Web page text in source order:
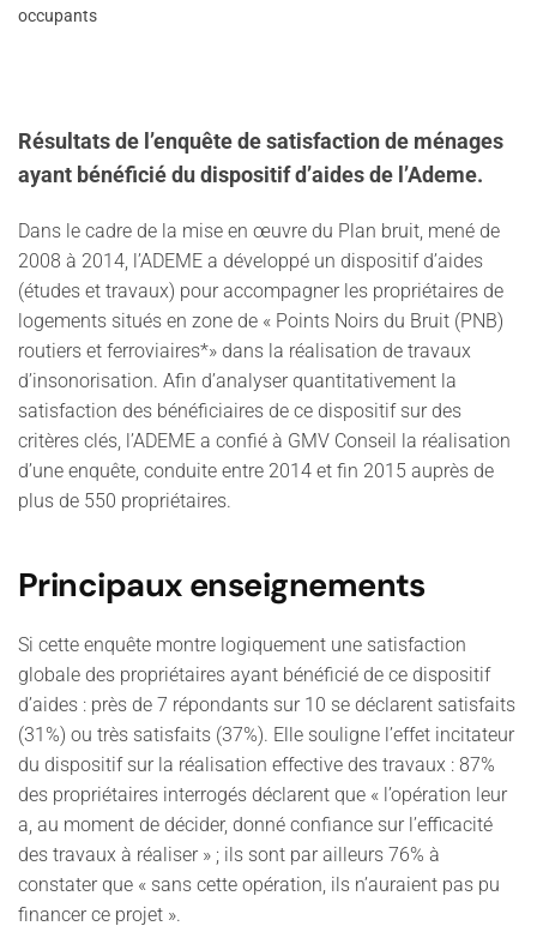
occupants
Résultats de l’enquête de satisfaction de ménages
ayant bénéficié du dispositif d’aides de l’Ademe.
Dans le cadre de la mise en œuvre du Plan bruit, mené de
2008 à 2014, l’ADEME a développé un dispositif d’aides
(études et travaux) pour accompagner les propriétaires de
logements situés en zone de « Points Noirs du Bruit (PNB)
routiers et ferroviaires*» dans la réalisation de travaux
d’insonorisation. Afin d’analyser quantitativement la
satisfaction des bénéficiaires de ce dispositif sur des
critères clés, l’ADEME a confié à GMV Conseil la réalisation
d’une enquête, conduite entre 2014 et fin 2015 auprès de
plus de 550 propriétaires.
Principaux enseignements
Si cette enquête montre logiquement une satisfaction
globale des propriétaires ayant bénéficié de ce dispositif
d’aides : près de 7 répondants sur 10 se déclarent satisfaits
(31%) ou très satisfaits (37%). Elle souligne l’effet incitateur
du dispositif sur la réalisation effective des travaux : 87%
des propriétaires interrogés déclarent que « l’opération leur
a, au moment de décider, donné confiance sur l’efficacité
des travaux à réaliser » ; ils sont par ailleurs 76% à
constater que « sans cette opération, ils n’auraient pas pu
financer ce projet ».